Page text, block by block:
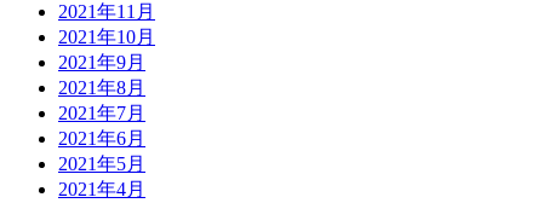
2021年11月
2021年10月
2021年9月
2021年8月
2021年7月
2021年6月
2021年5月
2021年4月